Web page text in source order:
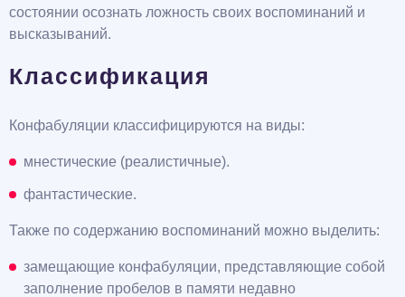
состоянии осознать ложность своих воспоминаний и
высказываний.
Классификация
Конфабуляции классифицируются на виды:
мнестические (реалистичные).
фантастические.
Также по содержанию воспоминаний можно выделить:
замещающие конфабуляции, представляющие собой
заполнение пробелов в памяти недавно